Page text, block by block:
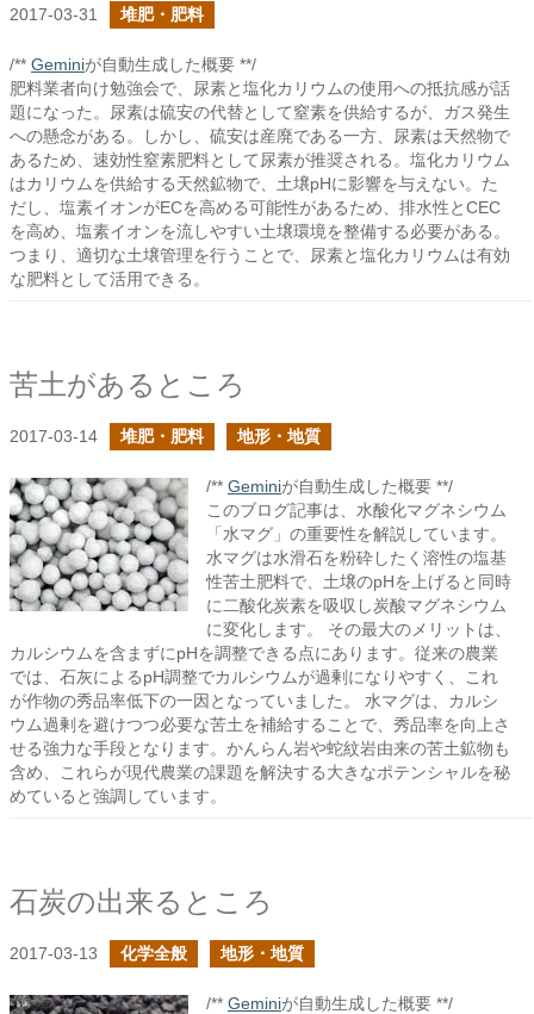
2017-03-31 堆肥・肥料
/** Geminiが自動生成した概要 **/
肥料業者向け勉強会で、尿素と塩化カリウムの使用への抵抗感が話
題になった。尿素は硫安の代替として窒素を供給するが、ガス発生
への懸念がある。しかし、硫安は産廃である一方、尿素は天然物で
あるため、速効性窒素肥料として尿素が推奨される。塩化カリウム
はカリウムを供給する天然鉱物で、土壌pHに影響を与えない。た
だし、塩素イオンがECを高める可能性があるため、排水性とCEC
を高め、塩素イオンを流しやすい土壌環境を整備する必要がある。
つまり、適切な土壌管理を行うことで、尿素と塩化カリウムは有効
な肥料として活用できる。
苦土があるところ
2017-03-14 堆肥・肥料 地形・地質
/** Geminiが自動生成した概要 **/
このブログ記事は、水酸化マグネシウム
「水マグ」の重要性を解説しています。
水マグは水滑石を粉砕したく溶性の塩基
性苦土肥料で、土壌のpHを上げると同時
に二酸化炭素を吸収し炭酸マグネシウム
に変化します。 その最大のメリットは、
カルシウムを含まずにpHを調整できる点にあります。従来の農業
では、石灰によるpH調整でカルシウムが過剰になりやすく、これ
が作物の秀品率低下の一因となっていました。 水マグは、カルシ
ウム過剰を避けつつ必要な苦土を補給することで、秀品率を向上さ
せる強力な手段となります。かんらん岩や蛇紋岩由来の苦土鉱物も
含め、これらが現代農業の課題を解決する大きなポテンシャルを秘
めていると強調しています。
石炭の出来るところ
2017-03-13 化学全般 地形・地質
/** Geminiが自動生成した概要 **/